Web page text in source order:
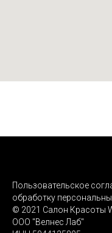
Пользовательское
обработку
© 2021 Салон Красоты
ООО "Велнес Лаб"